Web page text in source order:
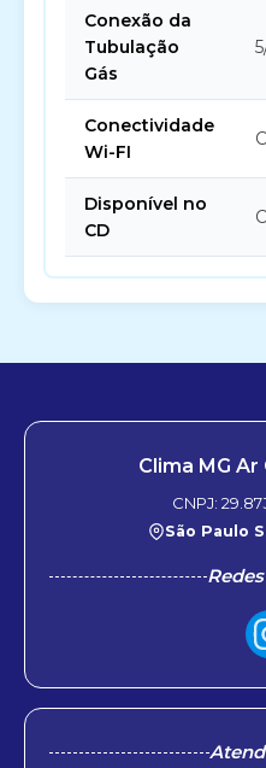
Conexão da
Tubulação
Gás
Conectividade
Wi-FI
Disponível no
CD
Clima MG
CNPJ:
São Paulo